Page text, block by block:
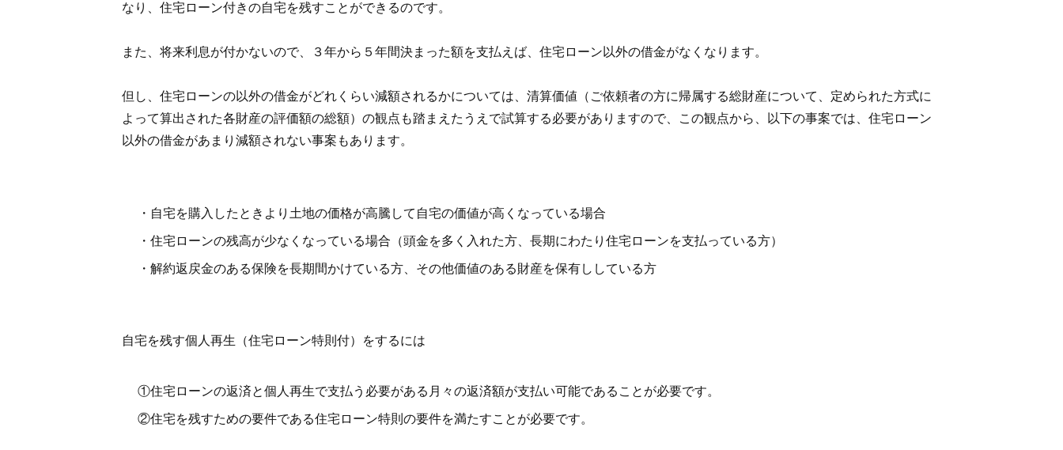
なり、住宅ローン付きの自宅を残すことができるのです。
また、将来利息が付かないので、３年から５年間決まった額を支払えば、住宅ローン以外の借金がなくなります。
但し、住宅ローンの以外の借金がどれくらい減額されるかについては、清算価値（ご依頼者の方に帰属する総財産について、定められた方式に
よって算出された各財産の評価額の総額）の観点も踏まえたうえで試算する必要がありますので、この観点から、以下の事案では、住宅ローン
以外の借金があまり減額されない事案もあります。
・自宅を購入したときより土地の価格が高騰して自宅の価値が高くなっている場合
・住宅ローンの残高が少なくなっている場合（頭金を多く入れた方、長期にわたり住宅ローンを支払っている方）
・解約返戻金のある保険を長期間かけている方、その他価値のある財産を保有ししている方
自宅を残す個人再生（住宅ローン特則付）をするには
①住宅ローンの返済と個人再生で支払う必要がある月々の返済額が支払い可能であることが必要です。
②住宅を残すための要件である住宅ローン特則の要件を満たすことが必要です。